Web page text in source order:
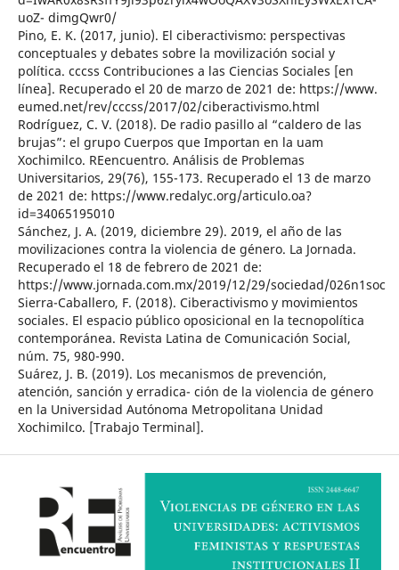
uoZ- dimgQwr0/
Pino, E. K. (2017, junio). El ciberactivismo: perspectivas
conceptuales y debates sobre la movilización social y
política. cccss Contribuciones a las Ciencias Sociales [en
línea]. Recuperado el 20 de marzo de 2021 de: https://www.
eumed.net/rev/cccss/2017/02/ciberactivismo.html
Rodríguez, C. V. (2018). De radio pasillo al “caldero de las
brujas”: el grupo Cuerpos que Importan en la uam
Xochimilco. REencuentro. Análisis de Problemas
Universitarios, 29(76), 155-173. Recuperado el 13 de marzo
de 2021 de: https://www.redalyc.org/articulo.oa?
id=34065195010
Sánchez, J. A. (2019, diciembre 29). 2019, el año de las
movilizaciones contra la violencia de género. La Jornada.
Recuperado el 18 de febrero de 2021 de:
https://www.jornada.com.mx/2019/12/29/sociedad/026n1soc
Sierra-Caballero, F. (2018). Ciberactivismo y movimientos
sociales. El espacio público oposicional en la tecnopolítica
contemporánea. Revista Latina de Comunicación Social,
núm. 75, 980-990.
Suárez, J. B. (2019). Los mecanismos de prevención,
atención, sanción y erradica- ción de la violencia de género
en la Universidad Autónoma Metropolitana Unidad
Xochimilco. [Trabajo Terminal].